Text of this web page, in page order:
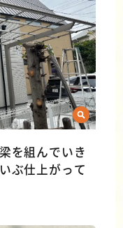
を組んでいき
ぶ仕上がって